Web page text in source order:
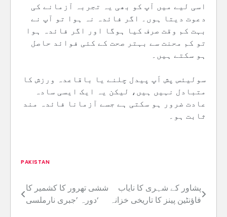
اسی لیے میں آپ کو بھی یہ تجربہ آزمانے کی
دعوت دیتا ہوں۔ اگر فائدہ نہ ہوا تو آپ نے
بہت کم وقت صرف کیا ہوگا اور اگر فائدہ ہوا
تو کم محنت سے بہتر صحت کے کئی فوائد حاصل
ہو سکتے ہیں۔
سولیئس پش اَپ پیدل چلنے یا باقاعدہ ورزش کا
متبادل نہیں ہیں، لیکن یہ ایک ایسی سادہ
عادت ضرور ہو سکتی ہے جسے آزمانا فائدہ مند
ثابت ہو۔
PAKISTAN
Post
navigation
ششی تھرور کا کشمیر کا
دورہ ’جبری نارملسی‘
پشاور کے شہری کا نایاب
فاؤنٹین پینز کا تاریخی خزانہ